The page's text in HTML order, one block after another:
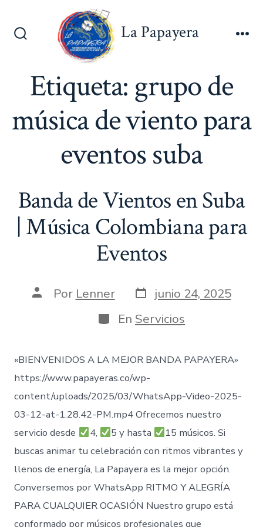
Alternar
La Papayera
Etiqueta: grupo de
música de viento para
eventos suba
Banda de Vientos en Suba
| Música Colombiana para
Eventos
AutorPor Lenner Fecha
de
publicación
junio 24, 2025
Categorías
En Servicios
«BIENVENIDOS A LA MEJOR BANDA PAPAYERA»
https://www.papayeras.co/wp-
content/uploads/2025/03/WhatsApp-Video-2025-
03-12-at-1.28.42-PM.mp4 Ofrecemos nuestro
servicio desde
4, 5 y hasta
15 músicos. Si
buscas animar tu celebración con ritmos vibrantes y
llenos de energía, La Papayera es la mejor opción.
Conversemos por WhatsApp RITMO Y ALEGRÍA
PARA CUALQUIER OCASIÓN Nuestro grupo está
conformado por músicos profesionales que